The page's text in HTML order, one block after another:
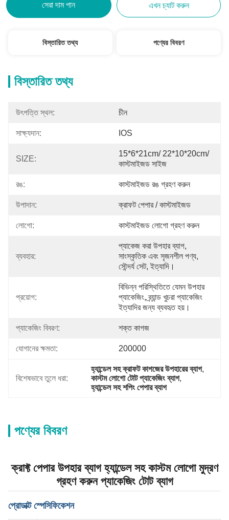
সেরা দাম পান এখন চ্যাট করুন
বিস্তারিত তথ্য পণ্যের বিবরণ
বিস্তারিত তথ্য
উৎপত্তি স্থল: চীন
সাক্ষ্যদান: IOS
SIZE:
15*6*21cm/ 22*10*20cm/
কাস্টমাইজড সাইজ
রঙ: কাস্টমাইজড রঙ গ্রহণ করুন
উপাদান: ক্রাফট পেপার / কাস্টমাইজড
লোগো: কাস্টমাইজড লোগো গ্রহণ করুন
ব্যবহার:
প্যাকেজ করা উপহার ব্যাগ,
সাংস্কৃতিক এবং সৃজনশীল পণ্য,
সৌন্দর্য সেট, ইত্যাদি।
প্রয়োগ:
বিভিন্ন পরিস্থিতিতে যেমন উপহার
প্যাকেজিং, ব্র্যান্ড খুচরা প্যাকেজিং
ইত্যাদির জন্য ব্যবহৃত হয়।
প্যাকেজিং বিবরণ: শক্ত কাগজ
যোগানের ক্ষমতা: 200000
বিশেষভাবে তুলে ধরা:
হ্যান্ডেল সহ ক্রাফট কাগজের উপহারের ব্যাগ,
কাস্টম লোগো টোট প্যাকেজিং ব্যাগ,
হ্যান্ডেল সহ শপিং পেপার ব্যাগ
পণ্যের বিবরণ
ক্রাফ্ট পেপার উপহার ব্যাগ হ্যান্ডেল সহ কাস্টম লোগো মুদ্রণ
গ্রহণ করুন প্যাকেজিং টোট ব্যাগ
প্রোডাক্ট স্পেসিফিকেশন